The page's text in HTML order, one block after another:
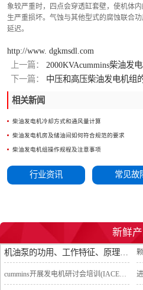
象较严重时，四点会穿透缸套壁，使机体
生严重损坏。气蚀与其他型式的腐蚀联合
延迟。
http://www. dgkmsdl.com
上一篇：
2000KVAcummins柴油发
下一篇：
中压和高压柴油发电机组
相关新闻
柴油发电机冷却方式和通风量计算
柴油发电机房及储油间如何符合规范的要求
柴油发电机组操作规程及注意事项
行业资讯 常见故
新鲜
cummins开展发电机研讨会培训(IACET)认证工作